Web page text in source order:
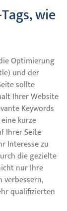
wie
Optimierung
und der
sollte
Ihrer Website
Keywords
kurze
Ihrer Seite
Interesse zu
die gezielte
nur Ihre
verbessern,
qualifizierten